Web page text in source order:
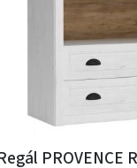
PROVENCE